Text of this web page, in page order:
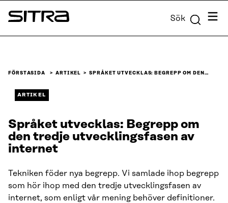
Skip to
content
Sitra Sök Meny
FÖRSTASIDA ARTIKEL SPRÅKET UTVECKLAS: BEGREPP OM DEN…
ARTIKEL
Språket utvecklas: Begrepp om
den tredje utvecklingsfasen av
internet
Tekniken föder nya begrepp. Vi samlade ihop begrepp
som hör ihop med den tredje utvecklingsfasen av
internet, som enligt vår mening behöver definitioner.